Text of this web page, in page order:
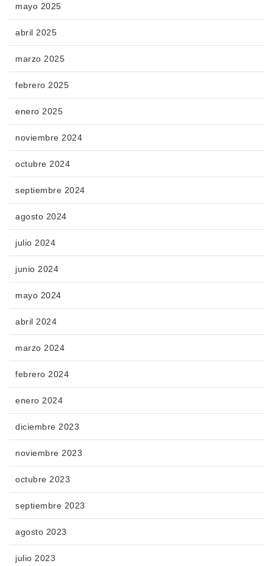
mayo 2025
abril 2025
marzo 2025
febrero 2025
enero 2025
noviembre 2024
octubre 2024
septiembre 2024
agosto 2024
julio 2024
junio 2024
mayo 2024
abril 2024
marzo 2024
febrero 2024
enero 2024
diciembre 2023
noviembre 2023
octubre 2023
septiembre 2023
agosto 2023
julio 2023